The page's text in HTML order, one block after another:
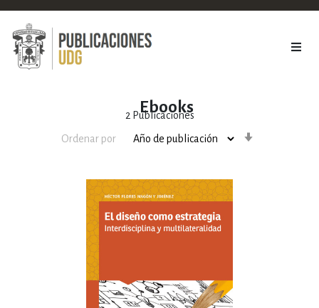
Ebooks
2 Publicaciones
Ordenar por